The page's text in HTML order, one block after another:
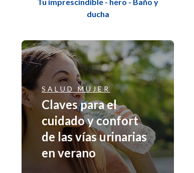
Tu imprescindible - hero - Baño y
ducha
SALUD MUJER
Claves para el
cuidado y confort
de las vías urinarias
en verano